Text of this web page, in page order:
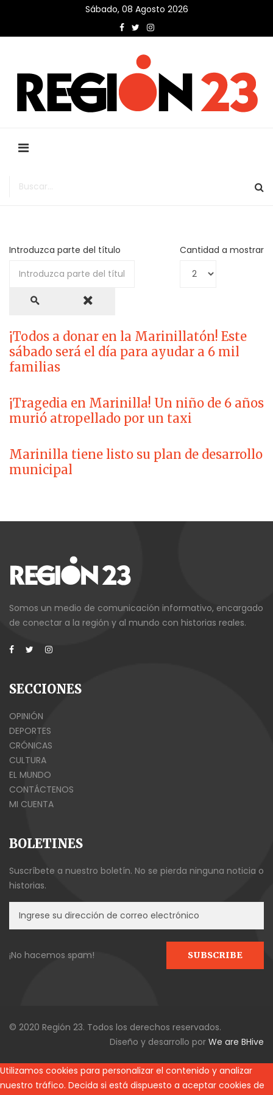
Sábado, 08 Agosto 2026
Introduzca parte del título Cantidad a mostrar
¡Todos a donar en la Marinillatón! Este
sábado será el día para ayudar a 6 mil
familias
¡Tragedia en Marinilla! Un niño de 6 años
murió atropellado por un taxi
Marinilla tiene listo su plan de desarrollo
municipal
Somos un medio de comunicación informativo, encargado
de conectar a la región y al mundo con historias reales.
SECCIONES
OPINIÓN
DEPORTES
CRÓNICAS
CULTURA
EL MUNDO
CONTÁCTENOS
MI CUENTA
BOLETINES
Suscríbete a nuestro boletín. No se pierda ninguna noticia o
historias.
¡No hacemos spam!
© 2020 Región 23. Todos los derechos reservados.
Diseño y desarrollo por We are BHive
Utilizamos cookies para personalizar el contenido y analizar
nuestro tráfico. Decida si está dispuesto a aceptar cookies de